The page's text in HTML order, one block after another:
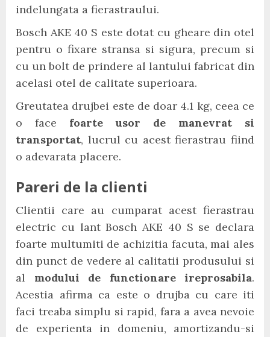
indelungata a fierastraului.
Bosch AKE 40 S este dotat cu gheare din otel
pentru o fixare stransa si sigura, precum si
cu un bolt de prindere al lantului fabricat din
acelasi otel de calitate superioara.
Greutatea drujbei este de doar 4.1 kg, ceea ce
o face foarte usor de manevrat si
transportat, lucrul cu acest fierastrau fiind
o adevarata placere.
Pareri de la clienti
Clientii care au cumparat acest fierastrau
electric cu lant Bosch AKE 40 S se declara
foarte multumiti de achizitia facuta, mai ales
din punct de vedere al calitatii produsului si
al modului de functionare ireprosabila.
Acestia afirma ca este o drujba cu care iti
faci treaba simplu si rapid, fara a avea nevoie
de experienta in domeniu, amortizandu-si